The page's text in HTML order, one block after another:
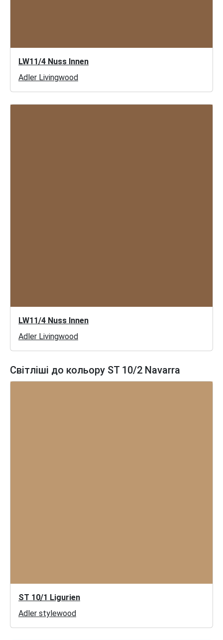
LW11/4 Nuss Innen
Adler Livingwood
LW11/4 Nuss Innen
Adler Livingwood
Світліші до кольору ST 10/2 Navarra
ST 10/1 Ligurien
Adler stylewood